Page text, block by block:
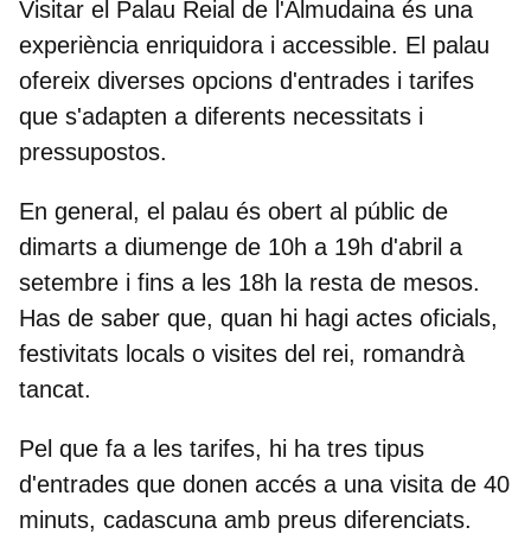
Visitar el Palau Reial de l'Almudaina és una
experiència enriquidora i accessible. El palau
ofereix diverses opcions d'entrades i tarifes
que s'adapten a diferents necessitats i
pressupostos.
En general, el palau és obert al públic de
dimarts a diumenge de 10h a 19h d'abril a
setembre i fins a les 18h la resta de mesos.
Has de saber que, quan hi hagi actes oficials,
festivitats locals o visites del rei, romandrà
tancat.
Pel que fa a les tarifes, hi ha tres tipus
d'entrades que donen accés a una visita de 40
minuts, cadascuna amb preus diferenciats.